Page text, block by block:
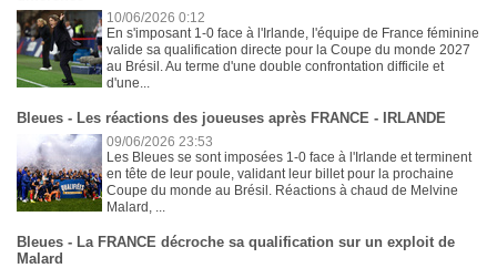
10/06/2026 0:12
En s'imposant 1-0 face à l'Irlande, l'équipe de France féminine
valide sa qualification directe pour la Coupe du monde 2027
au Brésil. Au terme d'une double confrontation difficile et
d'une...
Bleues - Les réactions des joueuses après FRANCE - IRLANDE
09/06/2026 23:53
Les Bleues se sont imposées 1-0 face à l'Irlande et terminent
en tête de leur poule, validant leur billet pour la prochaine
Coupe du monde au Brésil. Réactions à chaud de Melvine
Malard, ...
Bleues - La FRANCE décroche sa qualification sur un exploit de
Malard